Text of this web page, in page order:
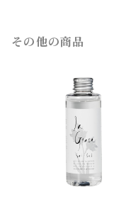
その他の商品